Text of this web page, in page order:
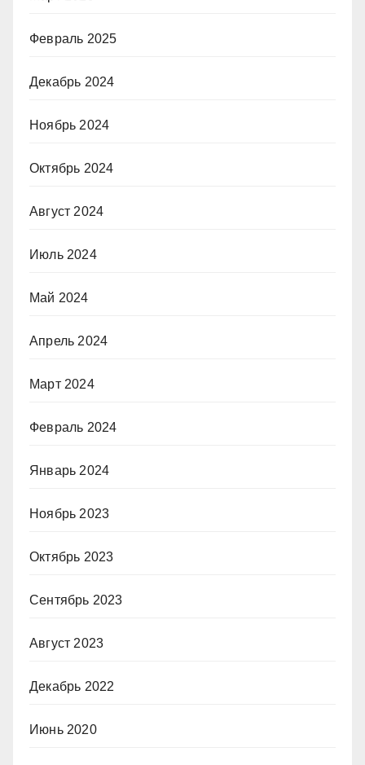
Февраль 2025
Декабрь 2024
Ноябрь 2024
Октябрь 2024
Август 2024
Июль 2024
Май 2024
Апрель 2024
Март 2024
Февраль 2024
Январь 2024
Ноябрь 2023
Октябрь 2023
Сентябрь 2023
Август 2023
Декабрь 2022
Июнь 2020